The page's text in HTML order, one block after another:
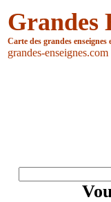
Grandes
Carte des grandes enseignes
grandes-enseignes.com